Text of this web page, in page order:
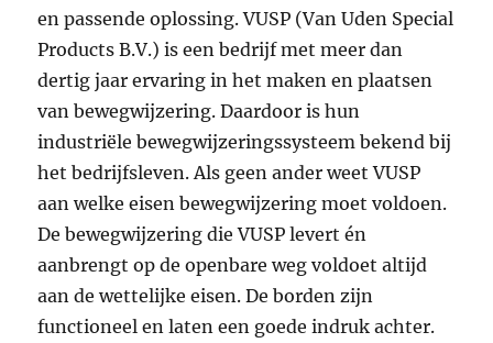
en passende oplossing. VUSP (Van Uden Special
Products B.V.) is een bedrijf met meer dan
dertig jaar ervaring in het maken en plaatsen
van bewegwijzering. Daardoor is hun
industriële bewegwijzeringssysteem bekend bij
het bedrijfsleven. Als geen ander weet VUSP
aan welke eisen bewegwijzering moet voldoen.
De bewegwijzering die VUSP levert én
aanbrengt op de openbare weg voldoet altijd
aan de wettelijke eisen. De borden zijn
functioneel en laten een goede indruk achter.